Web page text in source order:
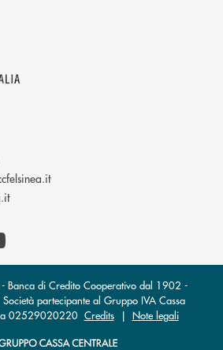
(si apre l’app di posta
(si apre l’app di posta elettronica)
Banca di Credito Cooperativo dal 1902 -
partecipante al Gruppo IVA Cassa
02529020220 Credits| Note legali